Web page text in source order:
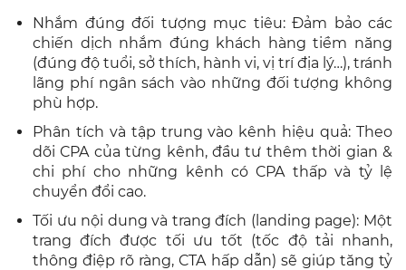
Nhắm đúng đối tượng mục tiêu: Đảm bảo các
chiến dịch nhắm đúng khách hàng tiềm năng
(đúng độ tuổi, sở thích, hành vi, vị trí địa lý…), tránh
lãng phí ngân sách vào những đối tượng không
phù hợp.
Phân tích và tập trung vào kênh hiệu quả: Theo
dõi CPA của từng kênh, đầu tư thêm thời gian &
chi phí cho những kênh có CPA thấp và tỷ lệ
chuyển đổi cao.
Tối ưu nội dung và trang đích (landing page): Một
trang đích được tối ưu tốt (tốc độ tải nhanh,
thông điệp rõ ràng, CTA hấp dẫn) sẽ giúp tăng tỷ